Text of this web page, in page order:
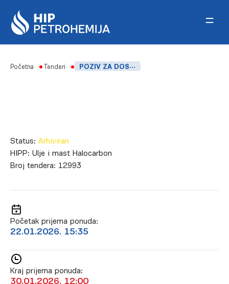
Početna Tenderi POZIV ZA DOSTAVLJANJE PONUDA_NABAVKA _ULJE I MAST HALOCARBON
Status: Arhiviran
HIPP: Ulje i mast Halocarbon
Broj tendera: 12993
Početak prijema ponuda:
22.01.2026. 15:35
Kraj prijema ponuda:
30.01.2026. 12:00